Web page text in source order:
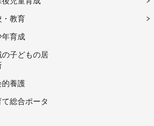
・教育
年育成
の子どもの居
的養護
て総合ポータ